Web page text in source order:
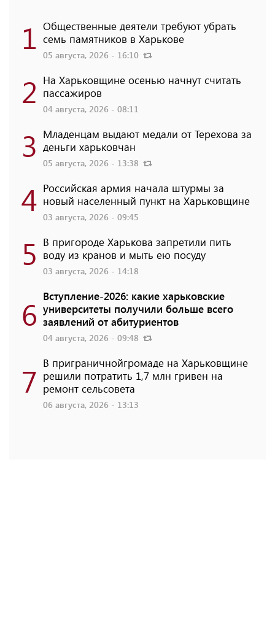
1 Общественные деятели требуют убрать
семь памятников в Харькове
05 августа, 2026 - 16:10
2 На Харьковщине осенью начнут считать
пассажиров
04 августа, 2026 - 08:11
3 Младенцам выдают медали от Терехова за
деньги харьковчан
05 августа, 2026 - 13:38
4 Российская армия начала штурмы за
новый населенный пункт на Харьковщине
03 августа, 2026 - 09:45
5 В пригороде Харькова запретили пить
воду из кранов и мыть ею посуду
03 августа, 2026 - 14:18
6 Вступление-2026: какие харьковские
университеты получили больше всего
заявлений от абитуриентов
04 августа, 2026 - 09:48
7 В приграничнойгромаде на Харьковщине
решили потратить 1,7 млн ​​гривен на
ремонт сельсовета
06 августа, 2026 - 13:13